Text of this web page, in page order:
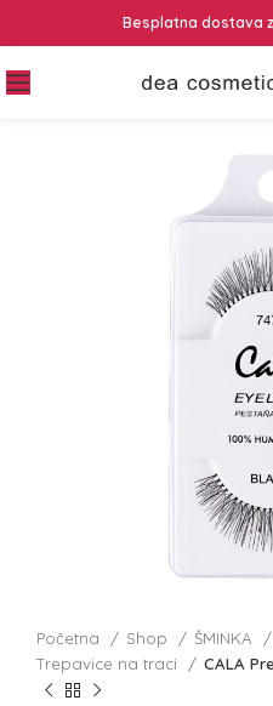
Besplatna dostava
Početna Shop ŠMINKA
Trepavice na traci
CALA